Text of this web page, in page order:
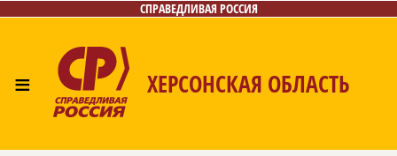
СПРАВЕДЛИВАЯ РОССИЯ
≡ ХЕРСОНСКАЯ ОБЛАСТЬ